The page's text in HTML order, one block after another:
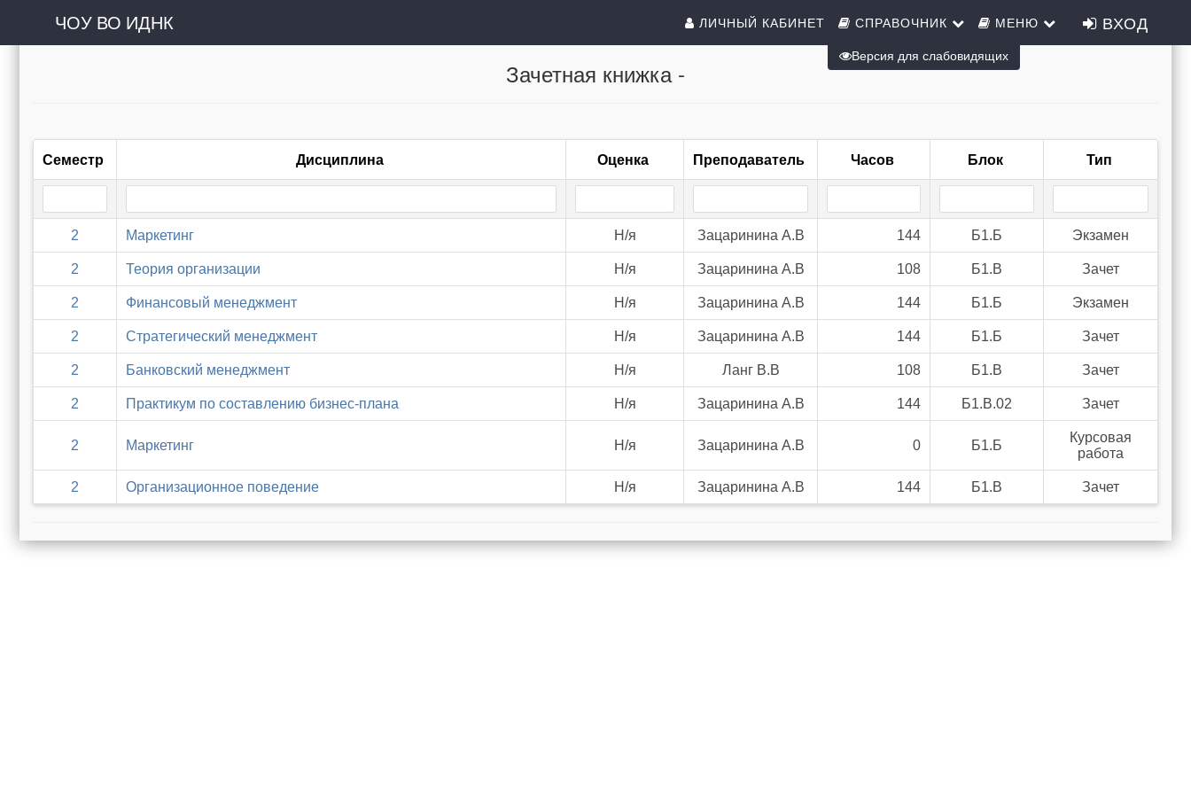
ЧОУ ВО ИДНК ЛИЧНЫЙ КАБИНЕТ СПРАВОЧНИК МЕНЮ ВХОД
Зачетная книжка -
Семестр Дисциплина Оценка Преподаватель Часов Блок Тип
2 Маркетинг Н/я Зацаринина А.В 144 Б1.Б Экзамен
2 Теория организации Н/я Зацаринина А.В 108 Б1.В Зачет
2 Финансовый менеджмент Н/я Зацаринина А.В 144 Б1.Б Экзамен
2 Стратегический менеджмент Н/я Зацаринина А.В 144 Б1.Б Зачет
2 Банковский менеджмент Н/я Ланг В.В 108 Б1.В Зачет
2 Практикум по составлению бизнес-плана Н/я Зацаринина А.В 144 Б1.В.02 Зачет
2 Маркетинг Н/я Зацаринина А.В 0 Б1.Б
Курсовая
работа
2 Организационное поведение Н/я Зацаринина А.В 144 Б1.В Зачет
Версия для слабовидящих